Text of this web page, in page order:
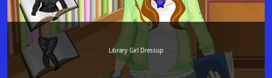
Library Girl Dressup